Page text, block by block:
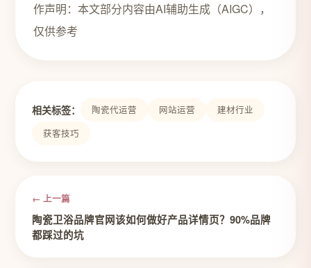
作声明：本文部分内容由AI辅助生成（AIGC），
仅供参考
相关标签： 陶瓷代运营 网站运营
建材行业
获客技巧
← 上一篇
陶瓷卫浴品牌官网该如何做好产品详情页？90%品牌
都踩过的坑